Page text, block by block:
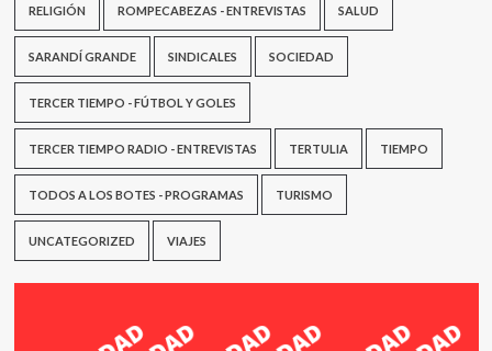
RELIGIÓN ROMPECABEZAS - ENTREVISTAS SALUD
SARANDÍ GRANDE SINDICALES SOCIEDAD
TERCER TIEMPO - FÚTBOL Y GOLES
TERCER TIEMPO RADIO - ENTREVISTAS TERTULIA TIEMPO
TODOS A LOS BOTES - PROGRAMAS TURISMO
UNCATEGORIZED VIAJES